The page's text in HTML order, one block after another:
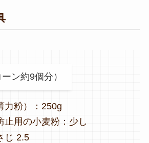
ン約9個分）
力粉）：250g
止用の小麦粉：少し
じ 2.5